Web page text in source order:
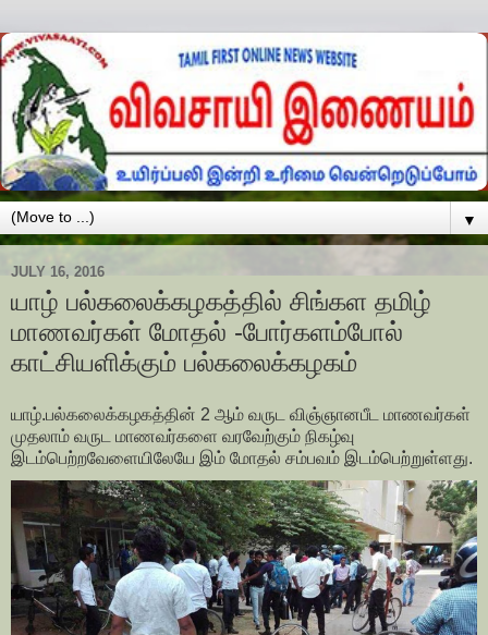
▼
JULY 16, 2016
யாழ் பல்கலைக்கழகத்தில் சிங்கள தமிழ்
மாணவர்கள் மோதல் -போர்களம்போல்
காட்சியளிக்கும் பல்கலைக்கழகம்
யாழ்.பல்கலைக்கழகத்தின் 2 ஆம் வருட விஞ்ஞானபீட மாணவர்கள்
முதலாம் வருட மாணவர்களை வரவேற்கும் நிகழ்வு
இடம்பெற்றவேளையிலேயே இம் மோதல் சம்பவம் இடம்பெற்றுள்ளது.